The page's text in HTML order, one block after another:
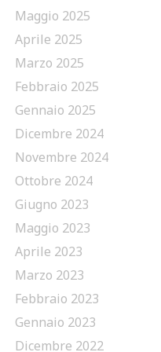
Maggio 2025
Aprile 2025
Marzo 2025
Febbraio 2025
Gennaio 2025
Dicembre 2024
Novembre 2024
Ottobre 2024
Giugno 2023
Maggio 2023
Aprile 2023
Marzo 2023
Febbraio 2023
Gennaio 2023
Dicembre 2022